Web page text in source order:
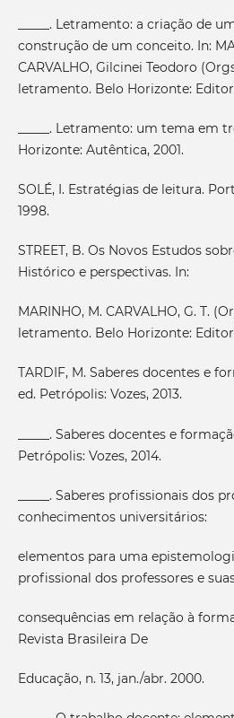
_____. Letramento: a criação de
construção de um conceito. In:
CARVALHO, Gilcinei Teodoro
letramento. Belo Horizonte:
_____. Letramento: um tema em
Horizonte: Autêntica, 2001.
SOLÉ, I. Estratégias de leitura.
1998.
STREET, B. Os Novos Estudos
Histórico e perspectivas. In:
MARINHO, M. CARVALHO, G. T.
letramento. Belo Horizonte:
TARDIF, M. Saberes docentes e
ed. Petrópolis: Vozes, 2013.
_____. Saberes docentes e
Petrópolis: Vozes, 2014.
_____. Saberes profissionais dos
conhecimentos universitários:
elementos para uma
profissional dos professores e
consequências em relação à
Revista Brasileira De
Educação, n. 13, jan./abr. 2000.